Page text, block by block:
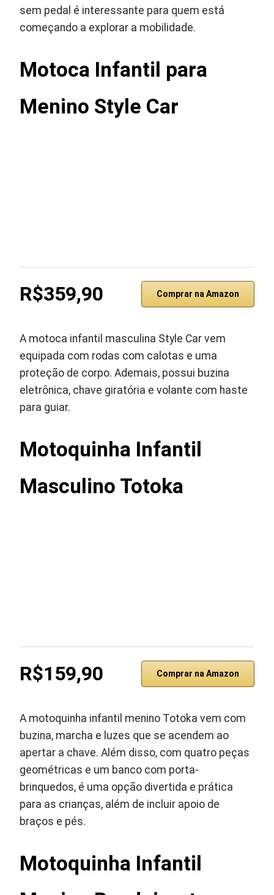
sem pedal é interessante para quem está
começando a explorar a mobilidade.
Motoca Infantil para
Menino Style Car
R$359,90 Comprar na Amazon
A motoca infantil masculina Style Car vem
equipada com rodas com calotas e uma
proteção de corpo. Ademais, possui buzina
eletrônica, chave giratória e volante com haste
para guiar.
Motoquinha Infantil
Masculino Totoka
R$159,90 Comprar na Amazon
A motoquinha infantil menino Totoka vem com
buzina, marcha e luzes que se acendem ao
apertar a chave. Além disso, com quatro peças
geométricas e um banco com porta-
brinquedos, é uma opção divertida e prática
para as crianças, além de incluir apoio de
braços e pés.
Motoquinha Infantil